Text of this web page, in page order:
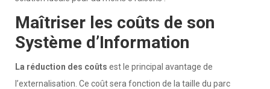
Maîtriser les coûts de son
Système d’Information
La réduction des coûts est le principal avantage de
l’externalisation. Ce coût sera fonction de la taille du parc